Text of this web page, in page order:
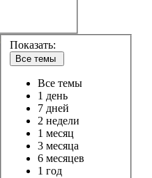
Показать:
Все темы
Все темы
1 день
7 дней
2 недели
1 месяц
3 месяца
6 месяцев
1 год